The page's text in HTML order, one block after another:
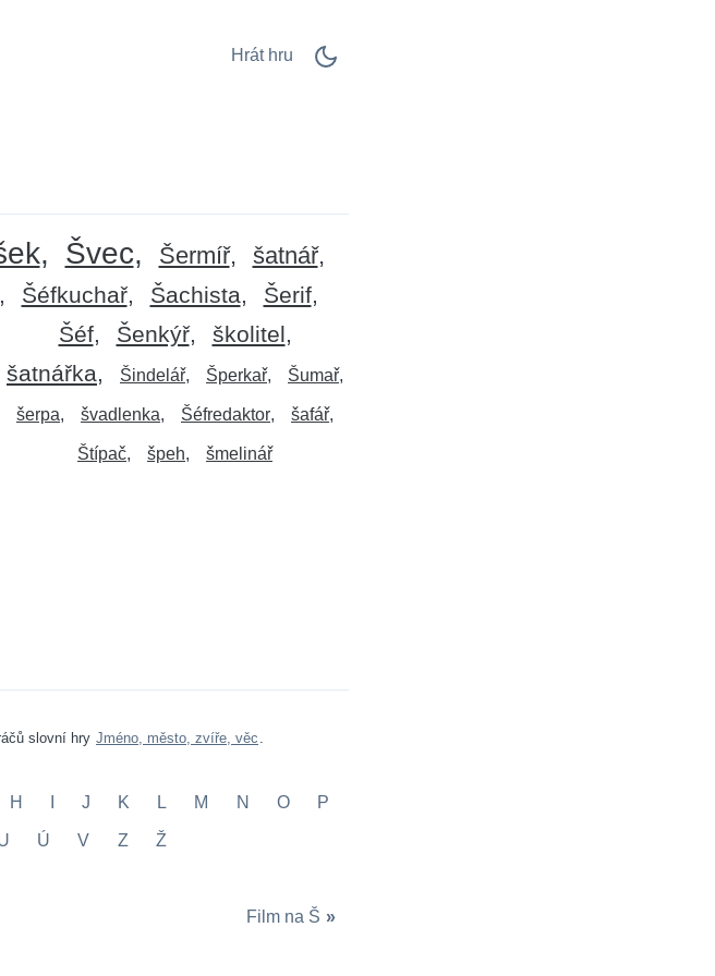
Hrát hru
Švec Šermíř
šatnář
Šéfkuchař Šachista
Šerif
Šéf
Šenkýř
školitel
šatnářka
Šindelář Šperkař Šumař
šerpa švadlenka Šéfredaktor šafář
Štípač špeh šmelinář
slovní hry Jméno, město, zvíře, věc .
H J K L M N O P
Ú V Z Ž
Film na Š »